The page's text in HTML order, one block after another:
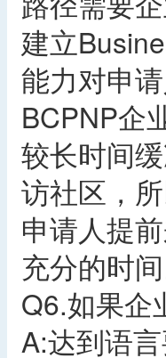
建立
能力对申
BCPNP企
较长时间
访社区，
申请人提
充分的时间
Q6.如果企
A:达到语